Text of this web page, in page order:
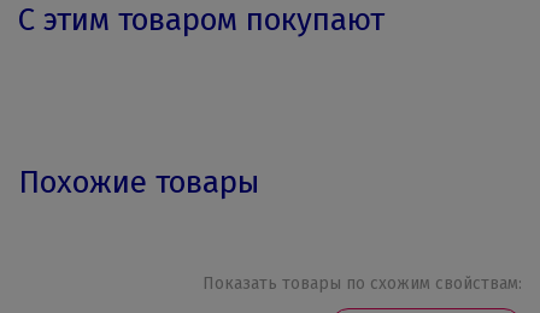
С этим товаром покупают
Похожие товары
Показать товары по схожим свойствам: